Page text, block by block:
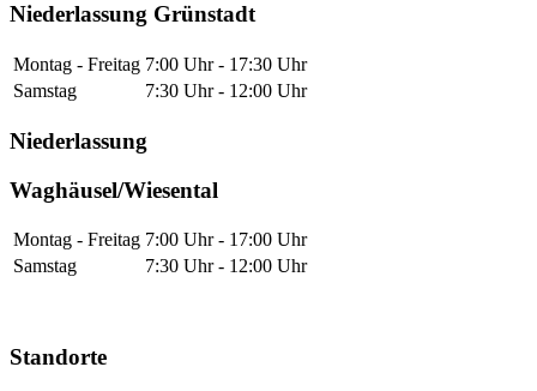
Niederlassung Grünstadt
Montag - Freitag 7:00 Uhr - 17:30 Uhr
Samstag
7:30 Uhr - 12:00 Uhr
Niederlassung
Waghäusel/Wiesental
Montag - Freitag 7:00 Uhr - 17:00 Uhr
Samstag
7:30 Uhr - 12:00 Uhr
Standorte